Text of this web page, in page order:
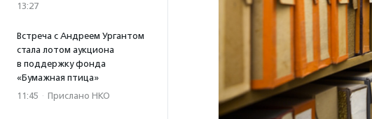
13:27
Встреча с Андреем Ургантом
стала лотом аукциона
в поддержку фонда
«Бумажная птица»
11:45 · Прислано НКО